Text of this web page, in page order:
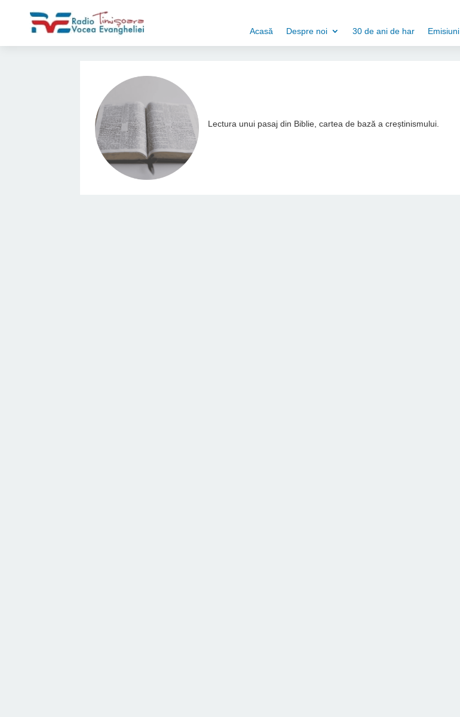
Acasă Despre noi 30 de ani de har Emisiuni
Lectura unui pasaj din Biblie, cartea de bază a creștinismului.